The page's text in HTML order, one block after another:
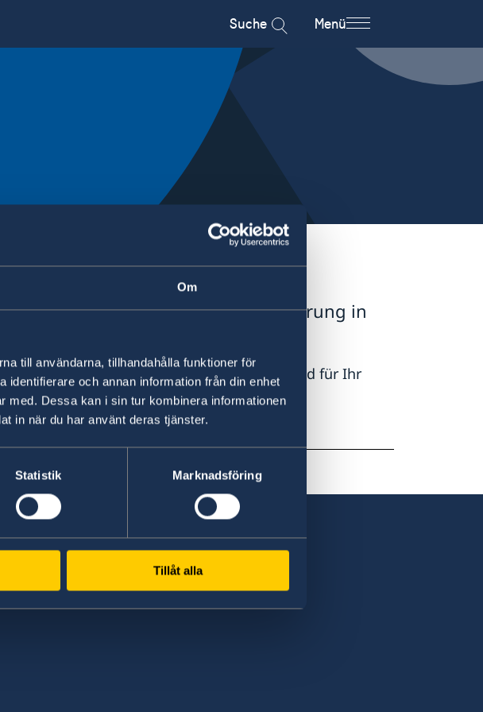
Om
till användarna, tillhandahålla funktioner för
och annan information från din enhet
med. Dessa kan i sin tur kombinera informationen
in när du har använt deras tjänster.
Statistik Marknadsföring
Tillåt alla
Suche Menü
oder eine Familienzusammenführung in
erforderlich.
einer Aufenthaltserlaubnis für Sie und für Ihr
des schwedischen Migrationsamts
.
08.38